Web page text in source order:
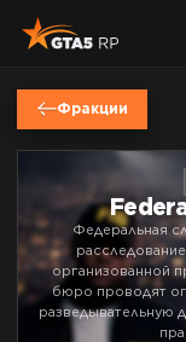
Фракции
Федеральная
организованной
бюро проводят
разведывательную